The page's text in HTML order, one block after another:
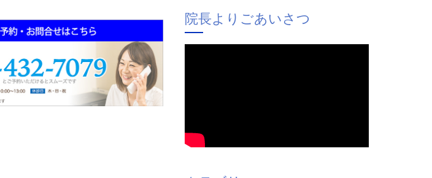
院長よりごあいさつ